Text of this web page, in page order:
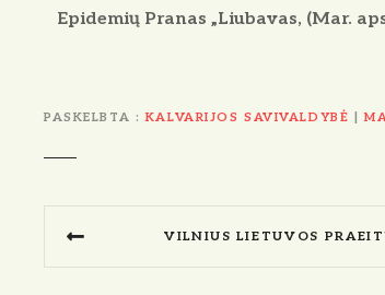
Epidemių Pranas „Liubavas, (Mar.
PASKELBTA KALVARIJOS SAVIVALDYBĖ |
N
VILNIUS LIETUVOS